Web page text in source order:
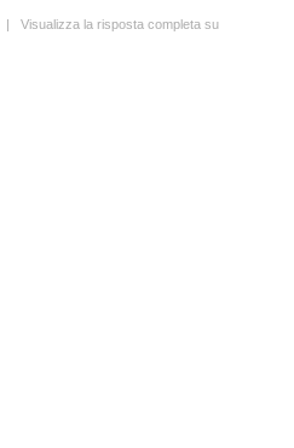
| Visualizza la risposta completa su